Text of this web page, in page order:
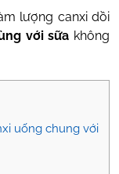
Dược sĩ Vũ
lượng canxi dồi
với sữa không
uống chung với